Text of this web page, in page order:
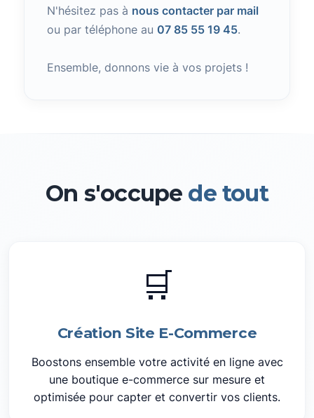
N'hésitez pas à nous contacter par mail
ou par téléphone au 07 85 55 19 45.
Ensemble, donnons vie à vos projets !
On s'occupe de tout
🛒
Création Site E-Commerce
Boostons ensemble votre activité en ligne avec
une boutique e-commerce sur mesure et
optimisée pour capter et convertir vos clients.